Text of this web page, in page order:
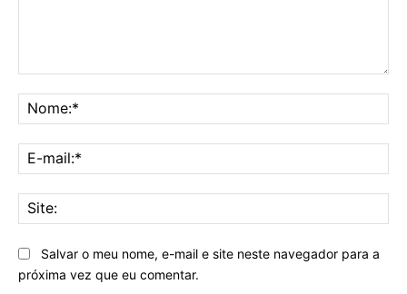
Salvar o meu nome, e-mail e site neste navegador para a
próxima vez que eu comentar.